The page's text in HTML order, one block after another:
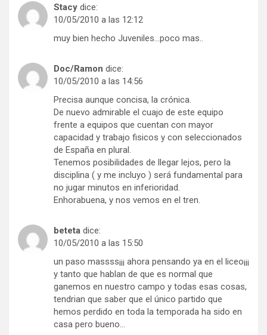
Stacy dice:
10/05/2010 a las 12:12
muy bien hecho Juveniles…poco mas..
Doc/Ramon dice:
10/05/2010 a las 14:56
Precisa aunque concisa, la crónica.
De nuevo admirable el cuajo de este equipo
frente a equipos que cuentan con mayor
capacidad y trabajo fisicos y con seleccionados
de España en plural.
Tenemos posibilidades de llegar lejos, pero la
disciplina ( y me incluyo ) será fundamental para
no jugar minutos en inferioridad.
Enhorabuena, y nos vemos en el tren.
beteta dice:
10/05/2010 a las 15:50
un paso massss¡¡¡ ahora pensando ya en el liceo¡¡¡
y tanto que hablan de que es normal que
ganemos en nuestro campo y todas esas cosas,
tendrian que saber que el único partido que
hemos perdido en toda la temporada ha sido en
casa pero bueno…